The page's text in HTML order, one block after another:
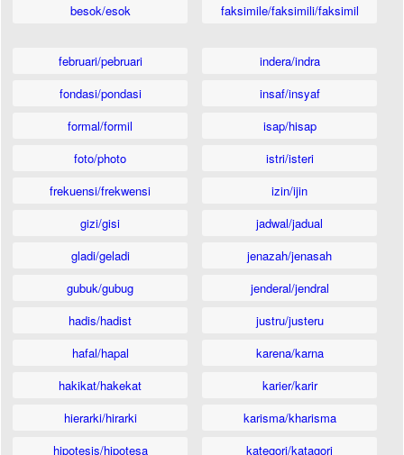
besok/esok
faksimile/faksimili/faksimil
februari/pebruari
fondasi/pondasi
formal/formil
foto/photo
frekuensi/frekwensi
gizi/gisi
gladi/geladi
gubuk/gubug
hadis/hadist
hafal/hapal
hakikat/hakekat
hierarki/hirarki
hipotesis/hipotesa
indera/indra
insaf/insyaf
isap/hisap
istri/isteri
izin/ijin
jadwal/jadual
jenazah/jenasah
jenderal/jendral
justru/justeru
karena/karna
karier/karir
karisma/kharisma
kategori/katagori